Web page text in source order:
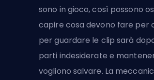
sono in gioco, così possono
capire cosa devono fare per
per guardare le clip sarà
parti indesiderate e
vogliono salvare. La